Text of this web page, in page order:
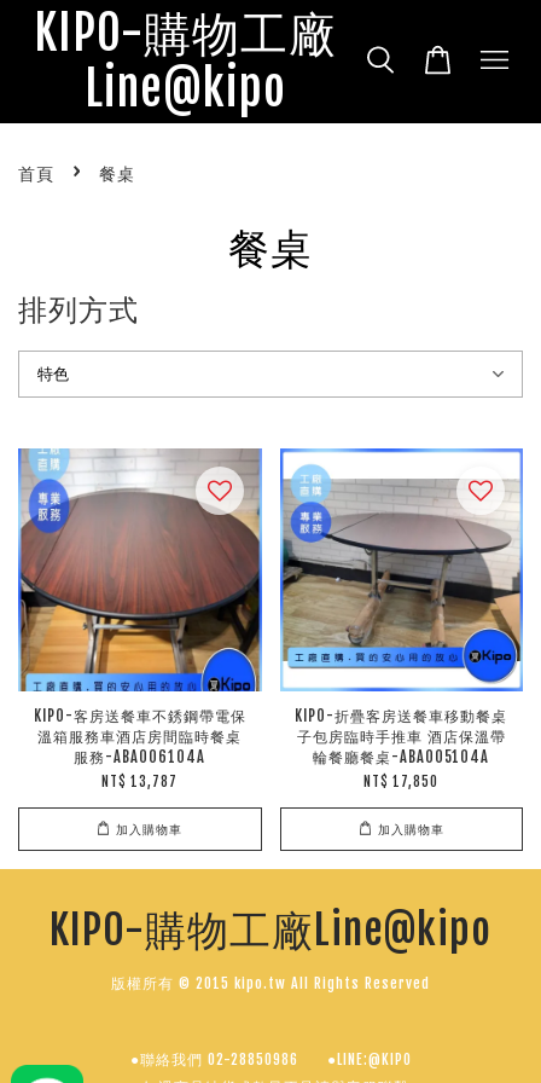
KIPO-購物工廠
Line@kipo
首頁 › 餐桌
餐桌
排列方式
KIPO-客房送餐車不銹鋼帶電保
溫箱服務車酒店房間臨時餐桌
服務-ABA006104A
NT$ 13,787
加入購物車
KIPO-折疊客房送餐車移動餐桌
子包房臨時手推車 酒店保溫帶
輪餐廳餐桌-ABA005104A
NT$ 17,850
加入購物車
KIPO-購物工廠Line@kipo
版權所有 © 2015 kipo.tw All Rights Reserved
●聯絡我們 02-28850986
●LINE:@KIPO